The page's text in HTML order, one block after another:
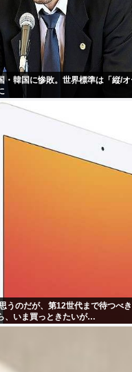
・韓国に惨敗。世界標準は「縦/オ
うのだが、第12世代まで待つべ
、いま買っときたいが…